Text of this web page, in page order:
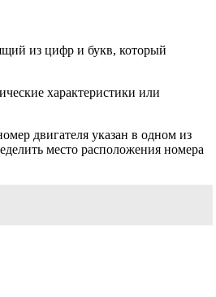
из цифр и букв, который
характеристики или
двигателя указан в одном из
место расположения номера